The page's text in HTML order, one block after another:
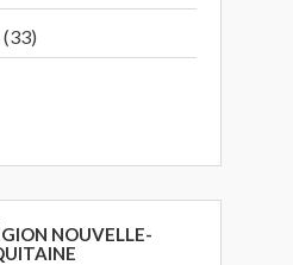
NOUVELLE-